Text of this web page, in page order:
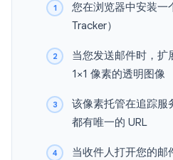
您在浏览器中安装一
Tracker）
当您发送邮件时，扩
1×1 像素的透明图像
该像素托管在追踪服
都有唯一的 URL
当收件人打开您的邮